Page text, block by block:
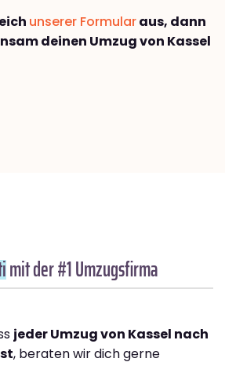
unserer Formularaus, dann
deinen Umzug von Kassel
mit der #1 Umzugsfirma
jeder Umzug von Kassel nach
, beraten wir dich gerne